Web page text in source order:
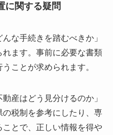
に関する疑問
な手続きを踏むべきか」
ます。事前に必要な書類
ことが求められます。
産はどう見分けるのか」
税制を参考にしたり、専
とで、正しい情報を得や